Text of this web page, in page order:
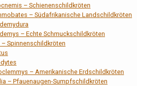
– Schienenschildkröten
– Südafrikanische Landschildkröten
– Echte Schmuckschildkröten
– Spinnenschildkröten
– Amerikanische Erdschildkröten
– Pfauenaugen-Sumpfschildkröten